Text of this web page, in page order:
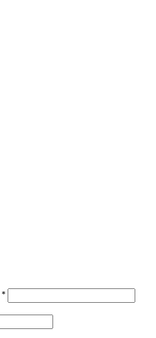
*Påkrævet